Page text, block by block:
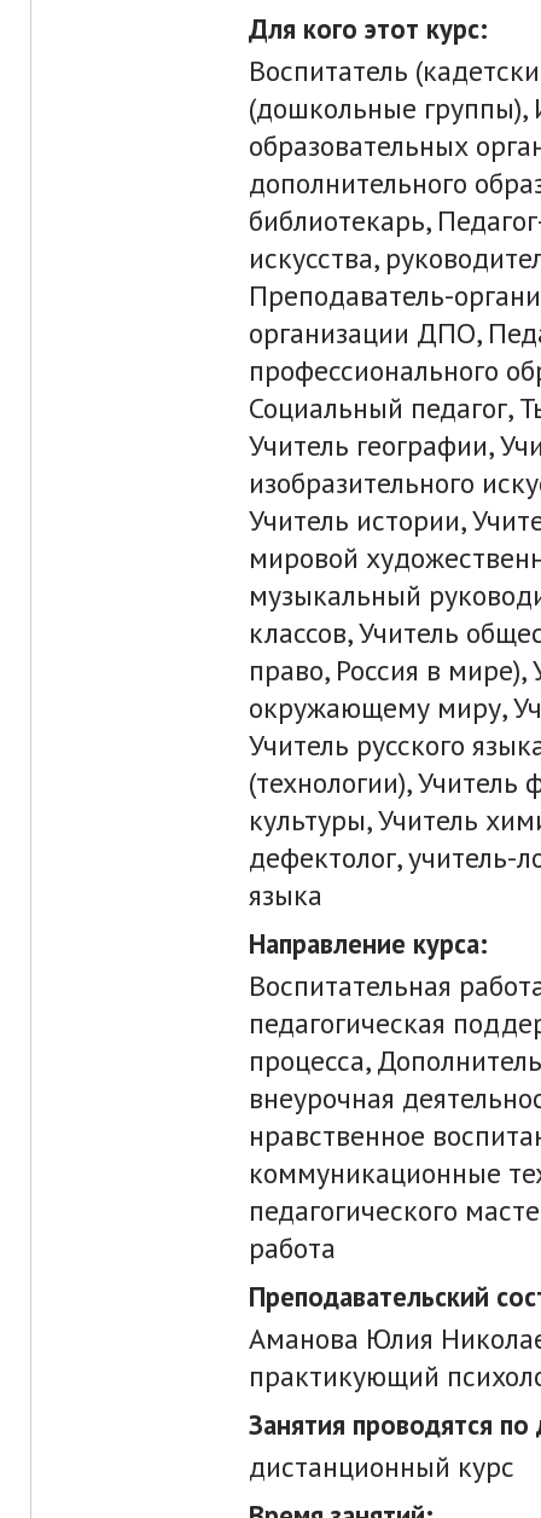
Для кого этот курс:
Воспитатель
(дошкольные группы),
образовательных
дополнительного
библиотекарь,
искусства,
Преподаватель-
организации ДПО,
профессионального
Социальный педагог,
Учитель географии,
изобразительного
Учитель истории,
мировой
музыкальный
классов, Учитель
право, Россия в
окружающему миру,
Учитель русского
(технологии), Учитель
культуры, Учитель
дефектолог, учитель-
языка
Направление курса:
Воспитательная
педагогическая
процесса,
внеурочная
нравственное
коммуникационные
педагогического
работа
Преподавательский
Аманова Юлия
практикующий
Занятия проводятся
дистанционный курс